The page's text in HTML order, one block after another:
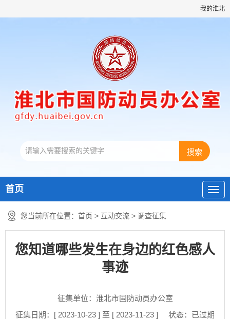
我的淮北
首页
您当前所在位置： 首页 > 互动交流 > 调查征集
您知道哪些发生在身边的红色感人
事迹
征集单位：淮北市国防动员办公室
征集日期：[ 2023-10-23 ] 至 [ 2023-11-23 ]
状态： 已过期